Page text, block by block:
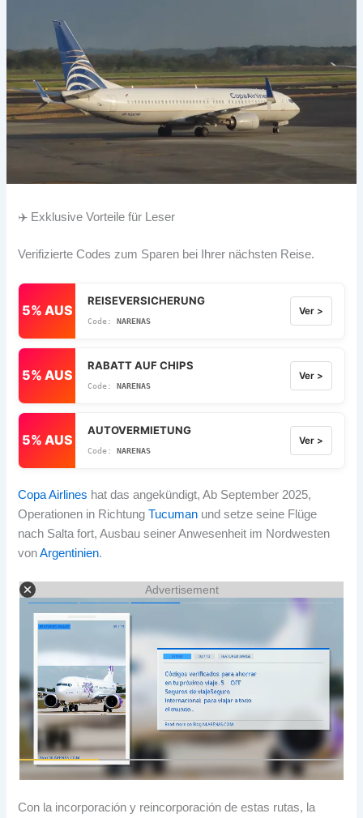
✈️ Exklusive Vorteile für Leser
Verifizierte Codes zum Sparen bei Ihrer nächsten Reise.
5% AUS
REISEVERSICHERUNG
NARENAS
Ver >
5% AUS
RABATT AUF CHIPS
NARENAS
Ver >
5% AUS
AUTOVERMIETUNG
NARENAS
Ver >
Copa Airlines hat das angekündigt, Ab September 2025,
Operationen in RichtungTucuman und setze seine Flüge
nach Salta fort, Ausbau seiner Anwesenheit im Nordwesten
vonArgentinien.
Advertisement
Con la incorporación y reincorporación de estas rutas, la